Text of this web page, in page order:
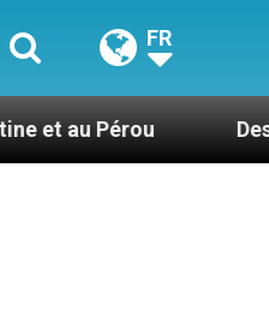
FR
Des prophètes